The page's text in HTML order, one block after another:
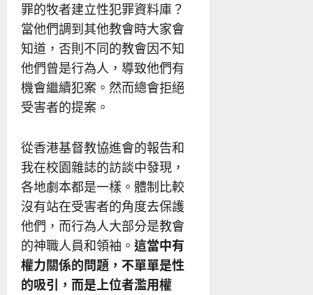
罪的牧者建立性犯罪資料庫？
當他們調到其他教會時大家會
知道，否則不同的教會因不知
他們曾是行為人，導致他們有
機會繼續犯案。然而總會拒絕
受害者的提案。
從香港基督教協進會的報告和
我在校園雜誌的訪談中發現，
各地劇本都是一樣。體制比較
沒有站在受害者的角度去保護
他們，而行為人大部分是教會
的神職人員和領袖。 這當中有
權力關係的問題，不單單是性
的吸引，而是上位者濫用權